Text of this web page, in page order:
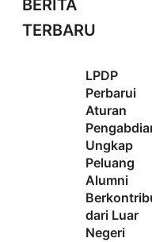
BERITA
TERBARU
LPDP
Perbarui
Aturan
Ungkap
Peluang
Alumni
dari Luar
Negeri